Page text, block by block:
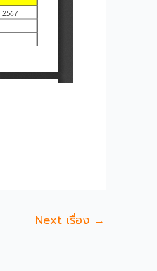
Next เรื่อง →